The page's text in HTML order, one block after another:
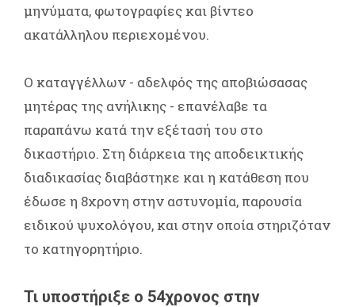
μηνύματα, φωτογραφίες και βίντεο
ακατάλληλου περιεχομένου.
Ο καταγγέλλων - αδελφός της αποβιώσασας
μητέρας της ανήλικης - επανέλαβε τα
παραπάνω κατά την εξέτασή του στο
δικαστήριο. Στη διάρκεια της αποδεικτικής
διαδικασίας διαβάστηκε και η κατάθεση που
έδωσε η 8χρονη στην αστυνομία, παρουσία
ειδικού ψυχολόγου, και στην οποία στηριζόταν
το κατηγορητήριο.
Τι υποστήριξε ο 54χρονος στην